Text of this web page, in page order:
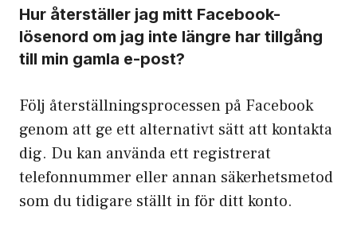
Hur återställer jag mitt Facebook-
lösenord om jag inte längre har tillgång
till min gamla e-post?
Följ återställningsprocessen på Facebook
genom att ge ett alternativt sätt att kontakta
dig. Du kan använda ett registrerat
telefonnummer eller annan säkerhetsmetod
som du tidigare ställt in för ditt konto.